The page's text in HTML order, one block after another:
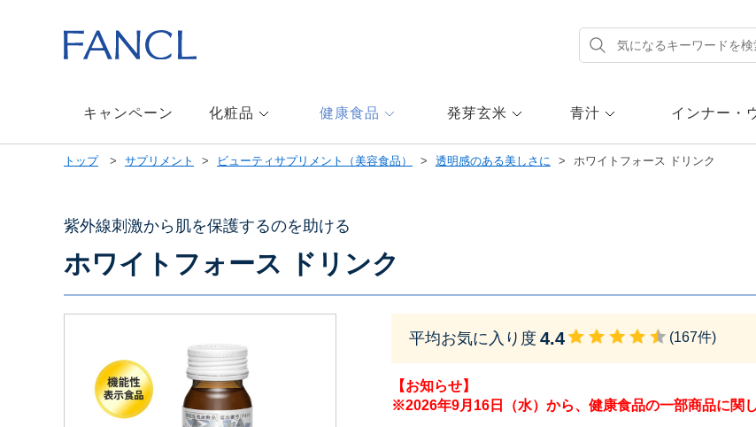
メ
キャンペーン 化粧品 健康食品 発芽玄米 青汁 インナー・
トップ サプリメント ビューティサプリメント（美容食品） 透明感のある美しさに ホワイトフォース ドリンク
紫外線刺激から肌を保護するのを助ける
ホワイトフォース ドリンク
平均お気に入り度 4.4 (167件)
【お知らせ】
※2026年9月16日（水）から、健康食品の一部商品に関